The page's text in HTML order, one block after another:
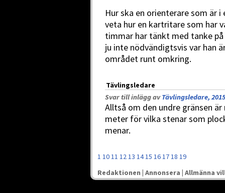
Hur ska en orienterare som är
veta hur en kartritare som har
timmar har tänkt med tanke
ju inte nödvändigtsvis var han
området runt omkring.
Tävlingsledare
Svar till inlägg avTävlingsledare,
Alltså om den undre gränsen
meter för vilka stenar som
menar.
1 1011 1213 1415 161718 19
Redaktionen | Annonsera | Allmänna